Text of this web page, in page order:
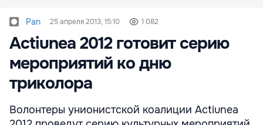
Pan 25 апреля 2013, 15:10 1 082
Actiunea 2012 готовит серию
мероприятий ко дню
триколора
Волонтеры унионистской коалиции Actiunea